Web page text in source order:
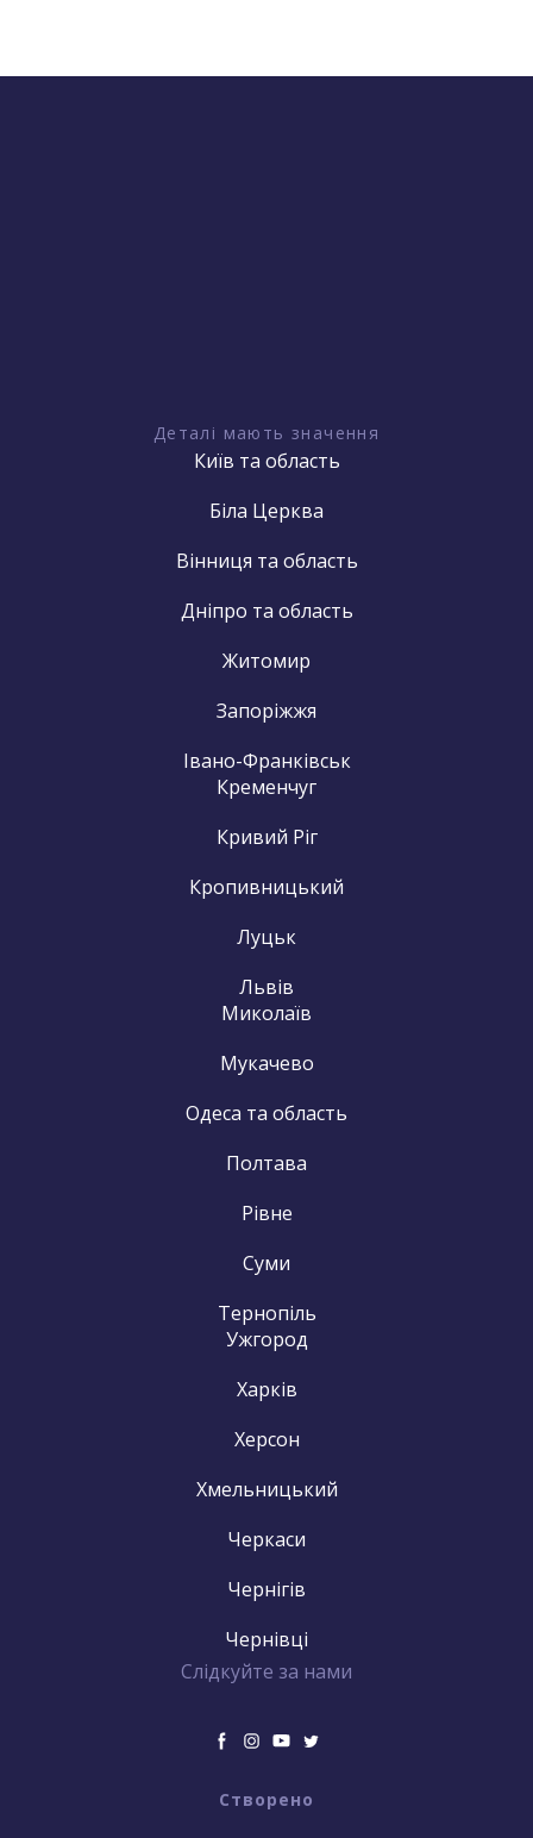
Деталі мають значення
Київ та область
Біла Церква
Вінниця та область
Дніпро та область
Житомир
Запоріжжя
Івано-Франківськ
Кременчуг
Кривий Ріг
Кропивницький
Луцьк
Львів
Миколаїв
Мукачево
Одеса та область
Полтава
Рівне
Суми
Тернопіль
Ужгород
Харків
Херсон
Хмельницький
Черкаси
Чернігів
Чернівці
Слідкуйте за нами
Створено